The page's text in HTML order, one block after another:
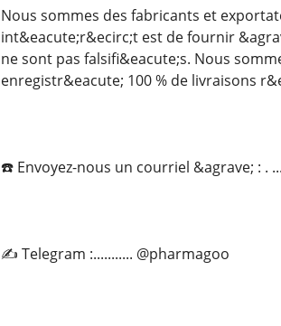
Nous sommes des fabricants et
int&eacute;r&ecirc;t est de fournir
ne sont pas falsifi&eacute;s. Nous
enregistr&eacute; 100 % de livraisons
☎️ Envoyez-nous un courriel &agrave; : .
✍️ Telegram :........... @pharmagoo